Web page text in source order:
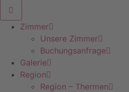
Zimmer
Unsere Zimmer
Buchungsanfrage
Galerie
Region
Region – Thermen